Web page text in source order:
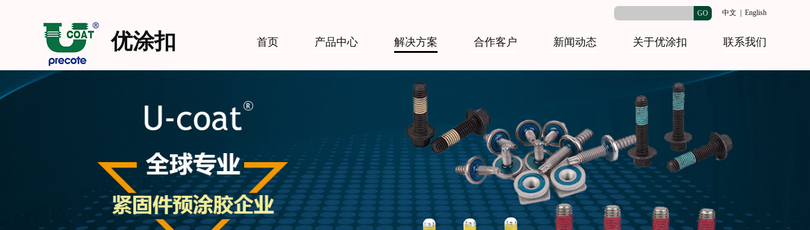
优涂扣
中文 English
GO
首页 产品中心 解决方案 合作客户 新闻动态 关于优涂扣 联系我们